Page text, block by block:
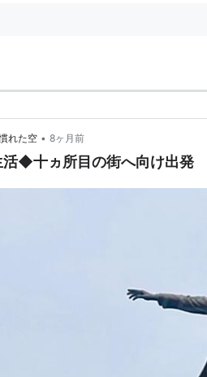
れた空 • 8ヶ月前
活◆十ヵ所目の街へ向け出発